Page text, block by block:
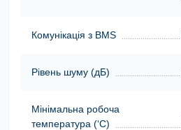
Комунікація з BMS
Рівень шуму (дБ)
Мінімальна робоча
температура (‘С)